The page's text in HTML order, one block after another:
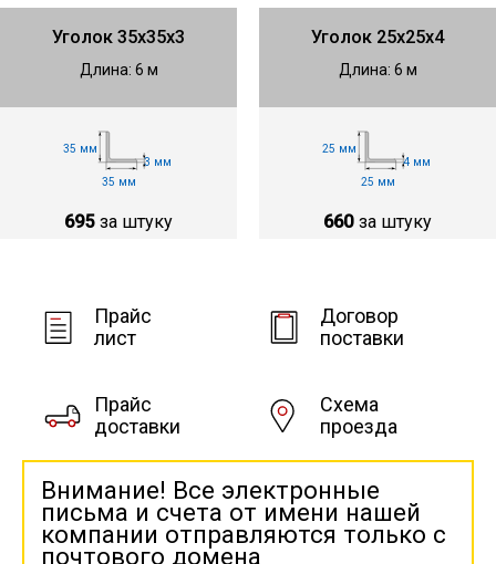
Уголок 35х35х3
Длина: 6 м
35 мм
35 мм
3 мм
695 за штуку
Уголок 25х25х4
Длина: 6 м
25 мм
25 мм
4 мм
660 за штуку
Прайс
лист
Договор
поставки
Прайс
доставки
Схема
проезда
Внимание! Все электронные
письма и счета от имени нашей
компании отправляются только с
почтового домена